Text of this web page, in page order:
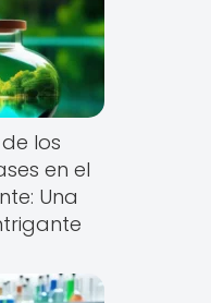
los
en el
Una